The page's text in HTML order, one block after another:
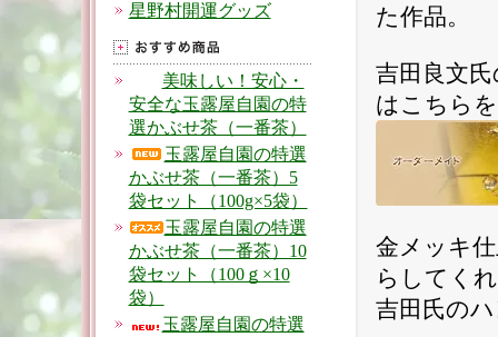
星野村開運グッズ
美味しい！安心・
安全な玉露屋自園の特
選かぶせ茶（一番茶）
玉露屋自園の特選
かぶせ茶（一番茶）5
袋セット（100g×5袋）
玉露屋自園の特選
かぶせ茶（一番茶）10
袋セット（100ｇ×10
袋）
玉露屋自園の特選
た作品。
吉田良文
はこちら
金メッキ
らしてく
吉田氏の